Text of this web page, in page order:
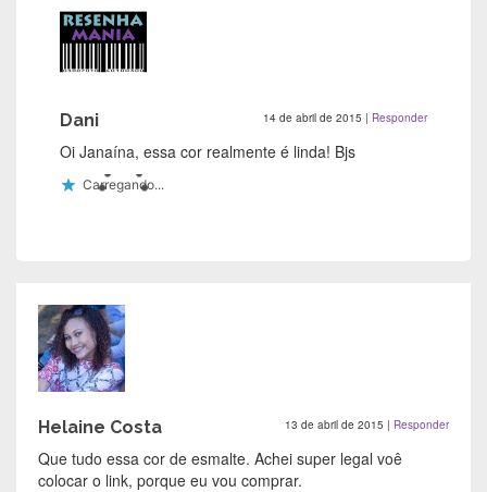
Dani 14 de abril de 2015 | Responder
Oi Janaína, essa cor realmente é linda! Bjs
Carregando...
Helaine Costa 13 de abril de 2015 | Responder
Que tudo essa cor de esmalte. Achei super legal voê
colocar o link, porque eu vou comprar.